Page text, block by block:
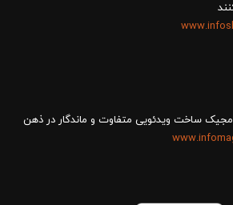
ساخت ویدئویی متفاوت و ماندگار در ذهن